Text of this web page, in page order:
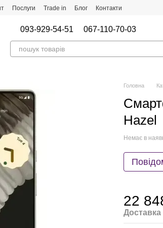
Послуги Trade in Блог Контакти
093-929-54-51 067-110-70-03
Головна
Hazel
Немає в
22
Доставка